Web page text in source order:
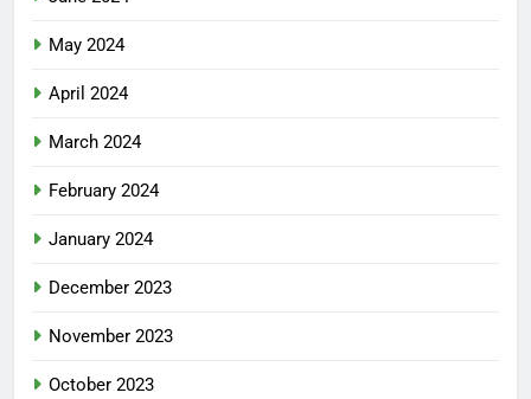
May 2024
April 2024
March 2024
February 2024
January 2024
December 2023
November 2023
October 2023